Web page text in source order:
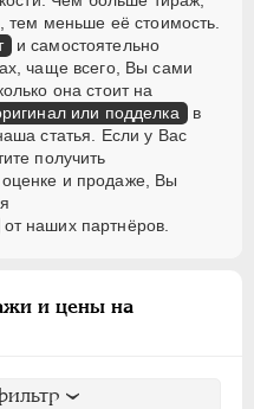
тем меньше её стоимость.
и самостоятельно
чаще всего, Вы сами
она стоит на
или подделка в
статья. Если у Вас
получить
и продаже, Вы
от наших партнёров.
и цены на